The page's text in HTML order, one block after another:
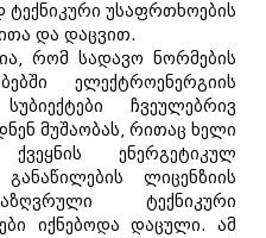
ტექნიკური უსაფრთხოების
და დაცვით.
რომ სადავო ნორმების
ელექტროენერგიის
ჩვეულებრივ
მუშაობას, რითაც ხელი
ენერგეტიკულ
ლიცენზიის
ტექნიკური
იქნებოდა დაცული. ამ